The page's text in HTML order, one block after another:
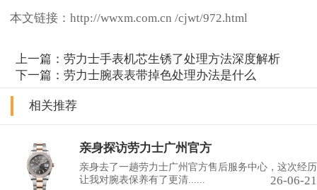
本文链接：http://wwxm.com.cn /cjwt/972.html
上一篇：劳力士手表机芯生锈了处理方法深度解析
下一篇：劳力士腕表表带掉色处理办法是什么
相关推荐
亲身探访劳力士广州官方
亲身去了一趟劳力士广州官方售后服务中心，这次经历
让我对腕表保养有了更清......
26-06-21